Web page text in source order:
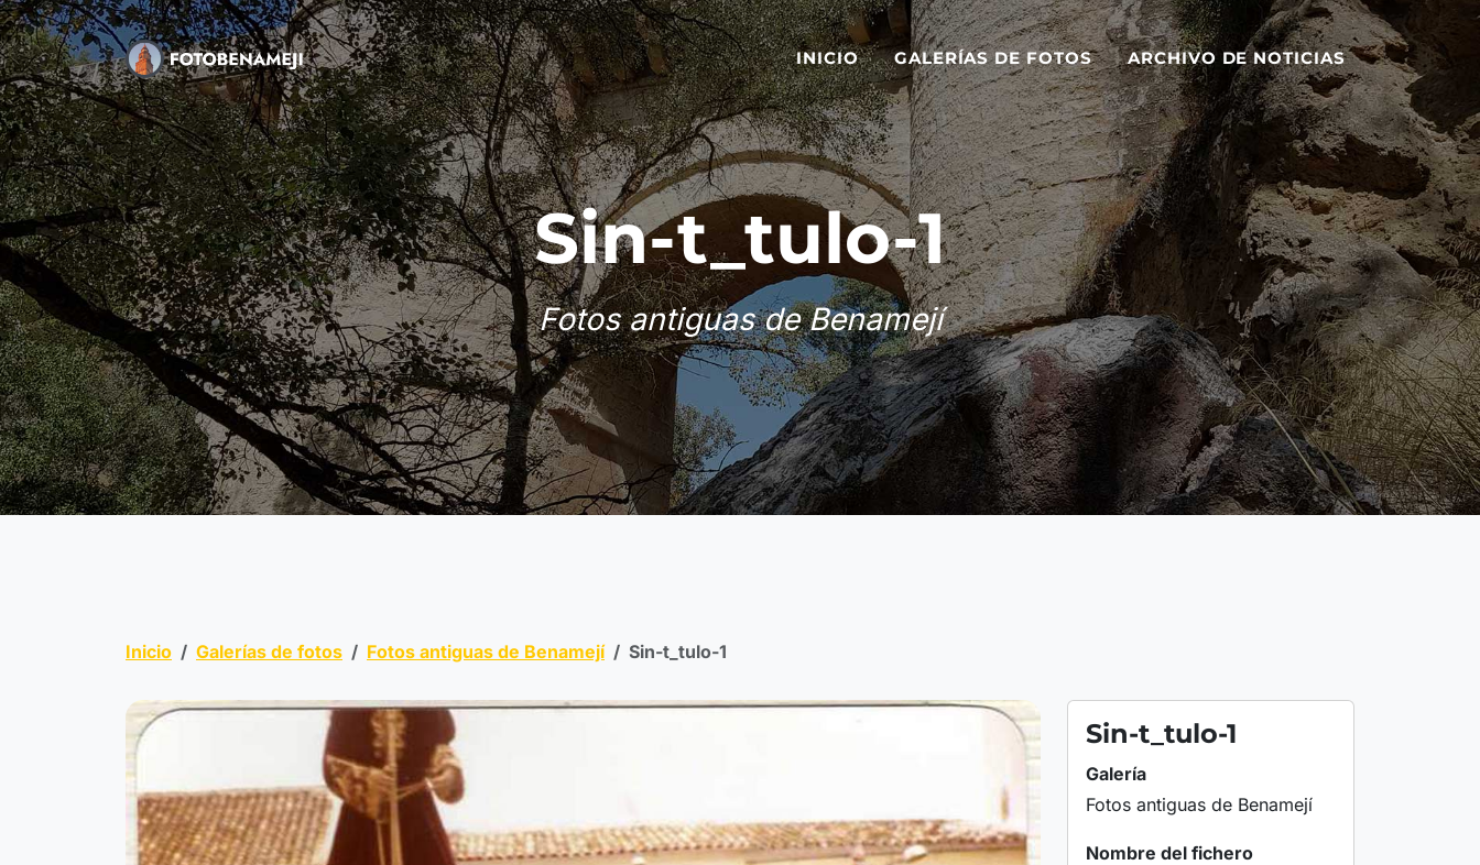
INICIO GALERÍAS DE FOTOS ARCHIVO DE NOTICIAS
Sin-t_tulo-1
Fotos antiguas de Benamejí
Inicio Galerías de fotos Fotos antiguas de Benamejí Sin-t_tulo-1
Sin-t_tulo-1
Galería
Fotos antiguas de Benamejí
Nombre del fichero